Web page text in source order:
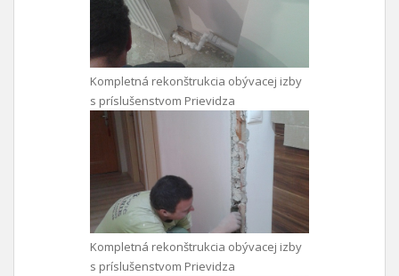
Kompletná rekonštrukcia obývacej izby
s príslušenstvom Prievidza
Kompletná rekonštrukcia obývacej izby
s príslušenstvom Prievidza